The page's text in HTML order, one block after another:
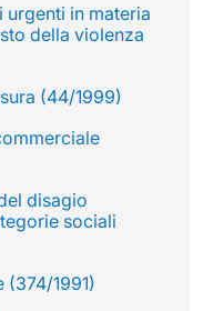
in materia
della violenza
(44/1999)
disagio
sociali
(374/1991)